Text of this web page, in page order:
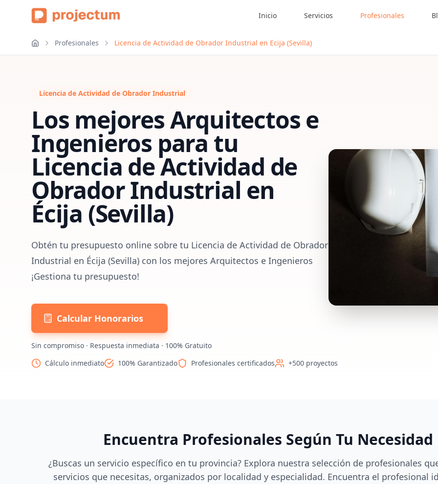
Inicio Servicios Profesionales
Profesionales Licencia de Actividad de Obrador Industrial en Ecija (Sevilla)
Licencia de Actividad de Obrador Industrial
Los mejores Arquitectos e
Ingenieros para tu
Licencia de Actividad de
Obrador Industrial en
Écija (Sevilla)
Obtén tu presupuesto online sobre tu Licencia de Actividad de Obrador
Industrial en Écija (Sevilla) con los mejores Arquitectos e Ingenieros
¡Gestiona tu presupuesto!
Calcular Honorarios
Sin compromiso · Respuesta inmediata · 100% Gratuito
Cálculo inmediato
100% Garantizado Profesionales certificados +500 proyectos
Encuentra Profesionales Según Tu Necesidad
¿Buscas un servicio específico en tu provincia? Explora nuestra selección de profesionales
servicios que necesitas, organizados por localidad y especialidad. Encuentra el profesional